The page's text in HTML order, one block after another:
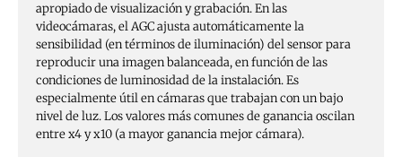
apropiado de visualización y grabación. En las
videocámaras, el AGC ajusta automáticamente la
sensibilidad (en términos de iluminación) del sensor para
reproducir una imagen balanceada, en función de las
condiciones de luminosidad de la instalación. Es
especialmente útil en cámaras que trabajan con un bajo
nivel de luz. Los valores más comunes de ganancia oscilan
entre x4 y x10 (a mayor ganancia mejor cámara).